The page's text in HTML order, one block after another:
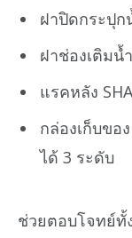
ฝาปิดกระปุก
ฝาช่องเติมน้
แรคหลัง
กล่องเก็บขอ
ได้ 3 ระดับ
ช่วยตอบโจทย์ทั้